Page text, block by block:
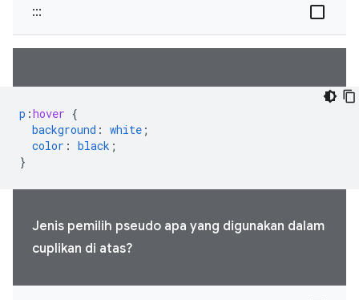
:::
p :hover {
background : white ;
color : black ;
}
Jenis pemilih pseudo apa yang digunakan dalam
cuplikan di atas?